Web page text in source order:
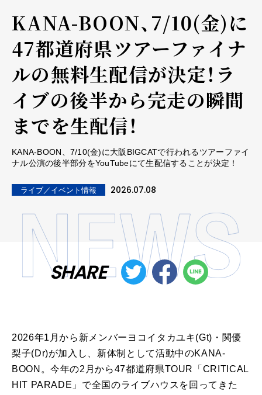
KANA-BOON、7/10(金)に
47都道府県ツアーファイナ
ルの無料生配信が決定！ラ
イブの後半から完走の瞬間
までを生配信！
KANA-BOON、7/10(金)に大阪BIGCATで行われるツアーファイ
ナル公演の後半部分をYouTubeにて生配信することが決定！
ライブ／イベント情報 2026.07.08
SHARE
2026年1月から新メンバーヨコイタカユキ(Gt)・関優
梨子(Dr)が加入し、新体制として活動中のKANA-
BOON。今年の2月から47都道府県TOUR「CRITICAL
HIT PARADE」で全国のライブハウスを回ってきた